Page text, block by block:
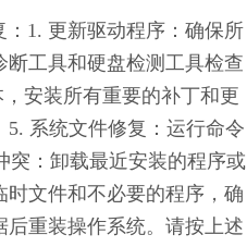
1. 更新驱动程序：确保所
工具和硬盘检测工具检查
安装所有重要的补丁和更
系统文件修复：运行命令
突：卸载最近安装的程序或
文件和不必要的程序，确
重装操作系统。请按上述